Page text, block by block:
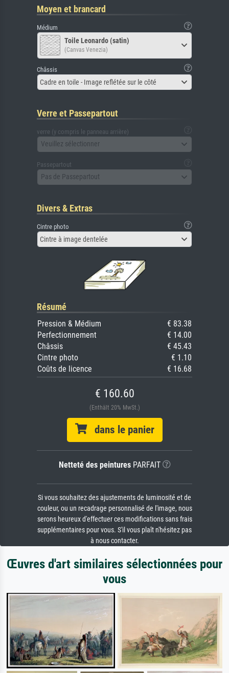
Moyen et brancard
Médium
Toile Leonardo (satin)
(Canvas Venezia)
Châssis
Cadre en toile - Image reflétée sur le côté
Verre et Passepartout
verre (y compris le panneau arrière)
Veuillez sélectionner
Passepartout
Pas de Passepartout
Divers & Extras
Cintre photo
Cintre à image dentelée
Résumé
Pression & Médium
€ 83.38
Perfectionnement
€ 14.00
Châssis
€ 45.43
Cintre photo
€ 1.10
Coûts de licence
€ 16.68
€ 160.60
(Enthält 20% MwSt.)
dans le panier
Netteté des peinturesPARFAIT
Si vous souhaitez des ajustements de luminosité et de
couleur, ou un recadrage personnalisé de l'image, nous
serons heureux d'effectuer ces modifications sans frais
supplémentaires pour vous. S'il vous plaît n'hésitez pas
à nous contacter.
Œuvres d'art similaires sélectionnées pour
vous